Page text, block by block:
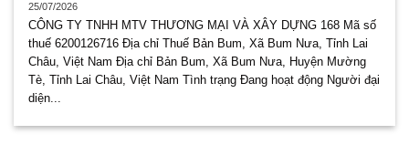
25/07/2026
CÔNG TY TNHH MTV THƯƠNG MẠI VÀ XÂY DỰNG 168 Mã số
thuế 6200126716 Địa chỉ Thuế Bản Bum, Xã Bum Nưa, Tỉnh Lai
Châu, Việt Nam Địa chỉ Bản Bum, Xã Bum Nưa, Huyện Mường
Tè, Tỉnh Lai Châu, Việt Nam Tình trạng Đang hoạt động Người đại
diện...